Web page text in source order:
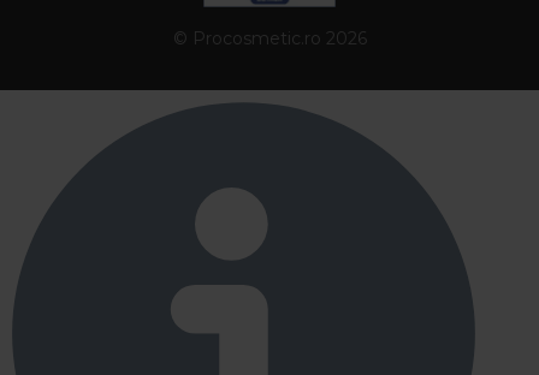
© Procosmetic.ro 2026